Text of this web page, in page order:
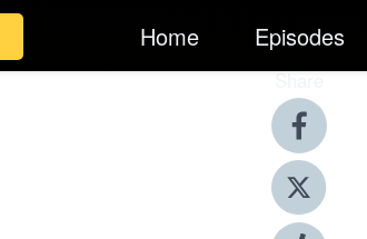
Home Episodes
Share